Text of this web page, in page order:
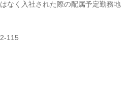
なく入社された際の配属予定勤務地
115